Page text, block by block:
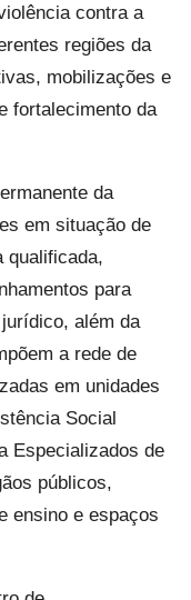
contra a
regiões da
mobilizações e
fortalecimento da
da
em situação de
qualificada,
para
além da
a rede de
em unidades
Social
Especializados de
públicos,
ensino e espaços